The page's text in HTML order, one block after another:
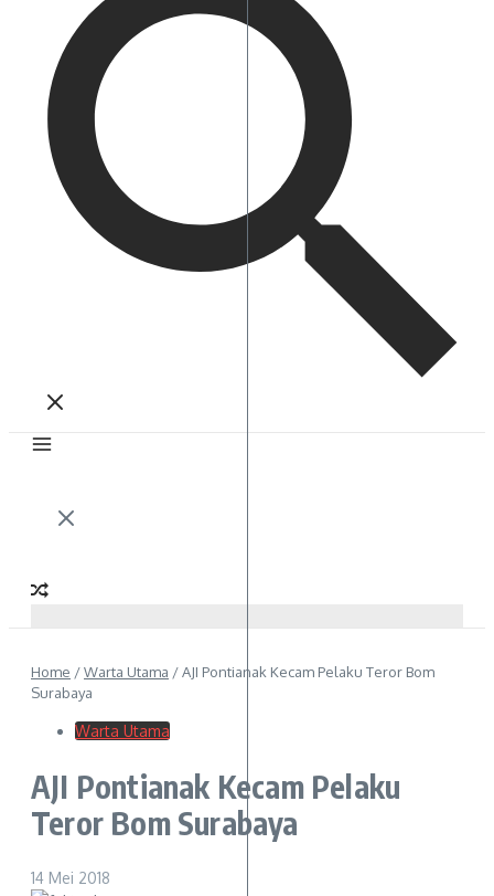
Home /Warta Utama /AJI Pontianak Kecam Pelaku Teror Bom
Surabaya
Warta Utama
AJI Pontianak Kecam Pelaku
Teror Bom Surabaya
14 Mei 2018